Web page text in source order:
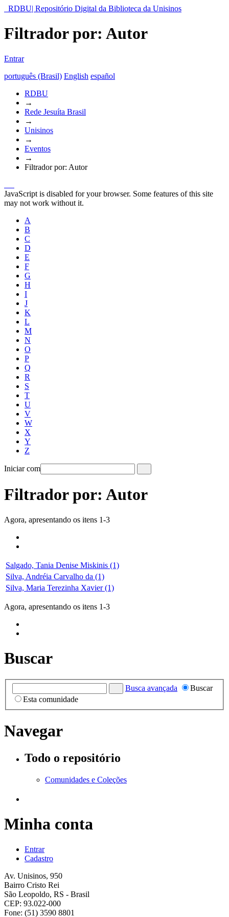
RDBU| Repositório Digital da Biblioteca da Unisinos
Filtrador por: Autor
Entrar
português (Brasil) English español
RDBU
→
Rede Jesuíta Brasil
→
Unisinos
→
Eventos
→
Filtrador por: Autor
JavaScript is disabled for your browser. Some features of this site
may not work without it.
A
B
C
D
E
F
G
H
I
J
K
L
M
N
O
P
Q
R
S
T
U
V
W
X
Y
Z
Iniciar com
Filtrador por: Autor
Agora, apresentando os itens 1-3
Salgado, Tania Denise Miskinis (1)
Silva, Andréia Carvalho da (1)
Silva, Maria Terezinha Xavier (1)
Agora, apresentando os itens 1-3
Buscar
Busca avançada
Buscar
Esta comunidade
Navegar
Todo o repositório
Comunidades e Coleções
Minha conta
Entrar
Cadastro
Av. Unisinos, 950
Bairro Cristo Rei
São Leopoldo, RS - Brasil
CEP: 93.022-000
Fone: (51) 3590 8801